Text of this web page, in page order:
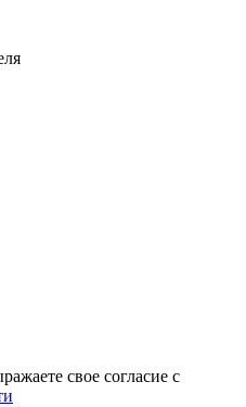
свое согласие с